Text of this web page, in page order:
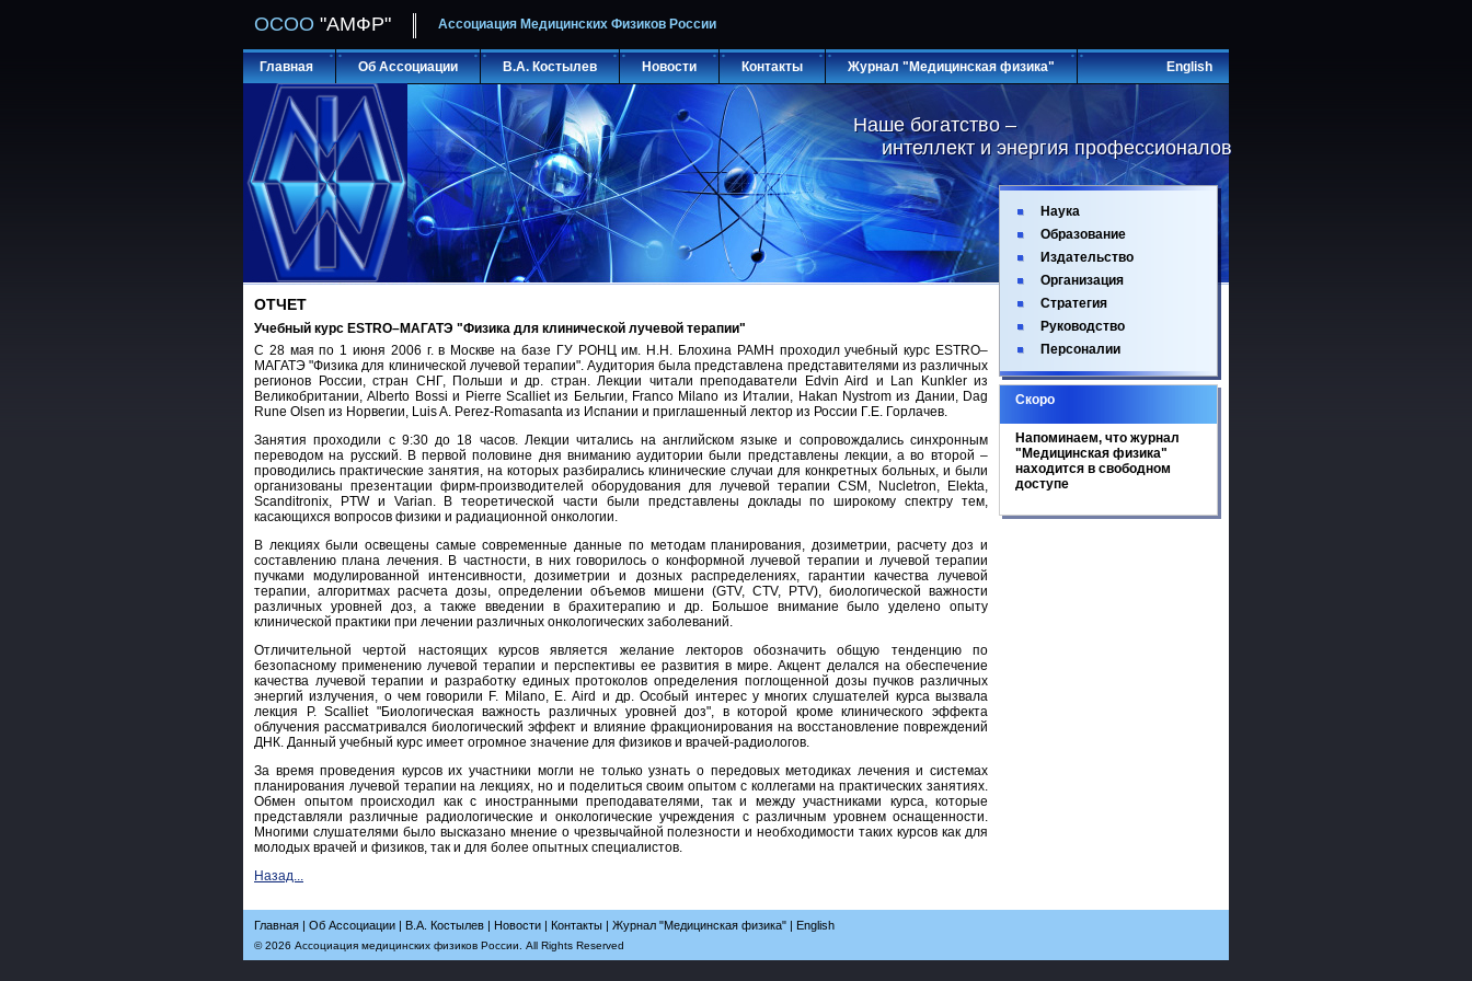
ОСОО "АМФР" Ассоциация Медицинских Физиков России
Главная Об Ассоциации В.А. Костылев Новости Контакты Журнал "Медицинская физика" English
Наука
Образование
Издательство
Организация
Стратегия
Руководство
Персоналии
Скоро
Напоминаем, что журнал
"Медицинская физика"
находится в свободном
доступе
Наше богатство –
интеллект и энергия профессионалов
Наше богатство –
интеллект и энергия профессионалов
ОТЧЕТ
Учебный курс ESTRO–МАГАТЭ "Физика для клинической лучевой терапии"
С 28 мая по 1 июня 2006 г. в Москве на базе ГУ РОНЦ им. Н.Н. Блохина РАМН проходил учебный курс ESTRO–
МАГАТЭ "Физика для клинической лучевой терапии". Аудитория была представлена представителями из различных
регионов России, стран СНГ, Польши и др. стран. Лекции читали преподаватели Edvin Aird и Lan Kunkler из
Великобритании, Alberto Bossi и Pierre Scalliet из Бельгии, Franco Milano из Италии, Hakan Nystrom из Дании, Dag
Rune Olsen из Норвегии, Luis A. Perez-Romasanta из Испании и приглашенный лектор из России Г.Е. Горлачев.
Занятия проходили с 9:30 до 18 часов. Лекции читались на английском языке и сопровождались синхронным
переводом на русский. В первой половине дня вниманию аудитории были представлены лекции, а во второй –
проводились практические занятия, на которых разбирались клинические случаи для конкретных больных, и были
организованы презентации фирм-производителей оборудования для лучевой терапии CSM, Nucletron, Elekta,
Scanditronix, PTW и Varian. В теоретической части были представлены доклады по широкому спектру тем,
касающихся вопросов физики и радиационной онкологии.
В лекциях были освещены самые современные данные по методам планирования, дозиметрии, расчету доз и
составлению плана лечения. В частности, в них говорилось о конформной лучевой терапии и лучевой терапии
пучками модулированной интенсивности, дозиметрии и дозных распределениях, гарантии качества лучевой
терапии, алгоритмах расчета дозы, определении объемов мишени (GTV, CTV, PTV), биологической важности
различных уровней доз, а также введении в брахитерапию и др. Большое внимание было уделено опыту
клинической практики при лечении различных онкологических заболеваний.
Отличительной чертой настоящих курсов является желание лекторов обозначить общую тенденцию по
безопасному применению лучевой терапии и перспективы ее развития в мире. Акцент делался на обеспечение
качества лучевой терапии и разработку единых протоколов определения поглощенной дозы пучков различных
энергий излучения, о чем говорили F. Milano, E. Aird и др. Особый интерес у многих слушателей курса вызвала
лекция P. Scalliet "Биологическая важность различных уровней доз", в которой кроме клинического эффекта
облучения рассматривался биологический эффект и влияние фракционирования на восстановление повреждений
ДНК. Данный учебный курс имеет огромное значение для физиков и врачей-радиологов.
За время проведения курсов их участники могли не только узнать о передовых методиках лечения и системах
планирования лучевой терапии на лекциях, но и поделиться своим опытом с коллегами на практических занятиях.
Обмен опытом происходил как с иностранными преподавателями, так и между участниками курса, которые
представляли различные радиологические и онкологические учреждения с различным уровнем оснащенности.
Многими слушателями было высказано мнение о чрезвычайной полезности и необходимости таких курсов как для
молодых врачей и физиков, так и для более опытных специалистов.
Назад...
Главная | Об Ассоциации | В.А. Костылев | Новости | Контакты | Журнал "Медицинская физика" | English
© 2026 Ассоциация медицинских физиков России. All Rights Reserved